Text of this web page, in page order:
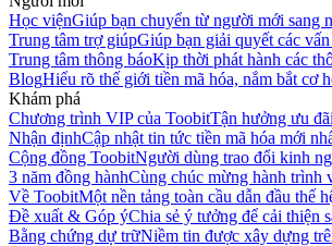
Học việnGiúp bạn chuyển từ người mới sang
Trung tâm trợ giúpGiúp bạn giải quyết các
Trung tâm thông báoKịp thời phát hành các
BlogHiểu rõ thế giới tiền mã hóa, nắm bắt cơ
Khám phá
Chương trình VIP của ToobitTận hưởng ưu
Nhận địnhCập nhật tin tức tiền mã hóa mới
Cộng đồng ToobitNgười dùng trao đổi kinh
3 năm đồng hànhCùng chúc mừng hành trình
Về ToobitMột nền tảng toàn cầu dẫn đầu thế
Đề xuất & Góp ýChia sẻ ý tưởng để cải thiện
Bằng chứng dự trữNiềm tin được xây dựng